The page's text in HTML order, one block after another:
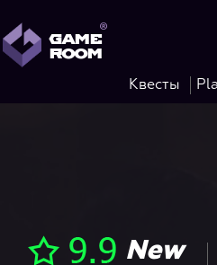
GAME
ROOM
®
Квесты
New